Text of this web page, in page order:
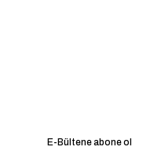
E-Bültene abone ol